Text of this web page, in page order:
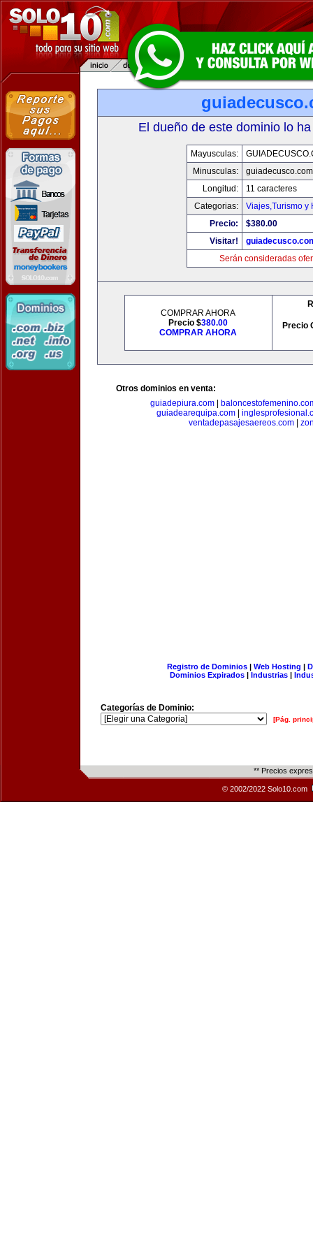
El dueño de este dominio lo
Mayusculas:
Minusculas:
guiadecusco.com
Longitud:
11 caracteres
Categorias:
Viajes,Turismo y
Precio:
$380.00
Visitar!
Serán consideradas
COMPRAR AHORA
Precio $380.00
COMPRAR AHORA
Precio
Otros dominios en venta:
guiadepiura.com|
guiadearequipa.com|
ventadepasajesaereos.com|
Registro de Dominios| Web Hosting |
Dominios Expirados | Industrias |
Categorías de Dominio:
[Pág.
** Precios
© 2002/2022 Solo10.com